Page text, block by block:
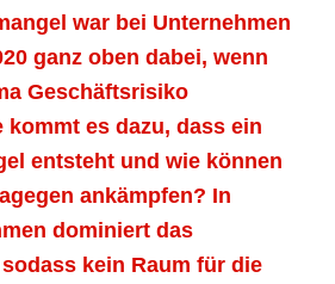
war bei Unternehmen
ganz oben dabei, wenn
Geschäftsrisiko
kommt es dazu, dass ein
entsteht und wie können
ankämpfen? In
dominiert das
kein Raum für die